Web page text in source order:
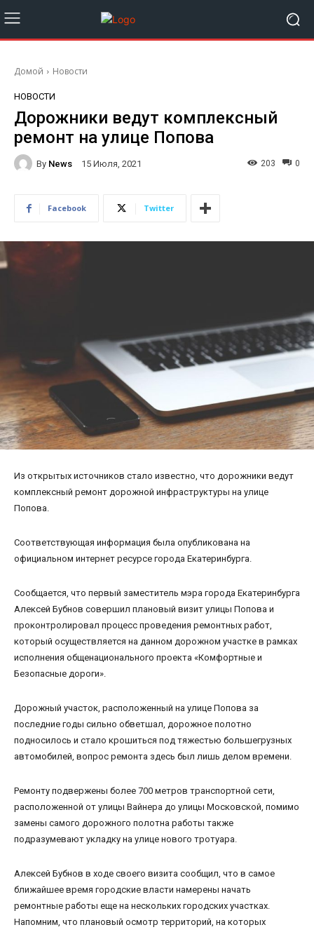
Домой Новости
НОВОСТИ
Дорожники ведут комплексный
ремонт на улице Попова
By News 15 Июля, 2021 0
203
Facebook Twitter
Из открытых источников стало известно, что дорожники ведут
комплексный ремонт дорожной инфраструктуры на улице
Попова.
Соответствующая информация была опубликована на
официальном интернет ресурсе города Екатеринбурга.
Сообщается, что первый заместитель мэра города Екатеринбурга
Алексей Бубнов совершил плановый визит улицы Попова и
проконтролировал процесс проведения ремонтных работ,
который осуществляется на данном дорожном участке в рамках
исполнения общенационального проекта «Комфортные и
Безопасные дороги».
Дорожный участок, расположенный на улице Попова за
последние годы сильно обветшал, дорожное полотно
подносилось и стало крошиться под тяжестью большегрузных
автомобилей, вопрос ремонта здесь был лишь делом времени.
Ремонту подвержены более 700 метров транспортной сети,
расположенной от улицы Вайнера до улицы Московской, помимо
замены самого дорожного полотна работы также
подразумевают укладку на улице нового тротуара.
Алексей Бубнов в ходе своего визита сообщил, что в самое
ближайшее время городские власти намерены начать
ремонтные работы еще на нескольких городских участках.
Напомним, что плановый осмотр территорий, на которых